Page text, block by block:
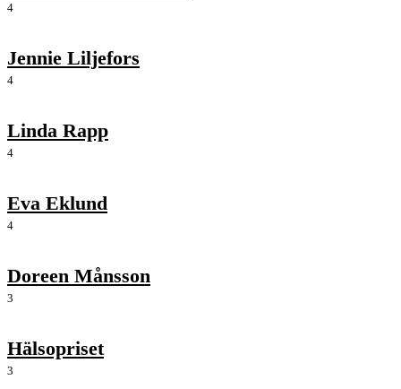
4
Jennie Liljefors
4
Linda Rapp
4
Eva Eklund
4
Doreen Månsson
3
Hälsopriset
3